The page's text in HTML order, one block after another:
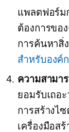
แพลตฟอร์ม
ต้องการขอ
การค้นหาสิ่
สำหรับองค์
ความสามา
ยอมรับเถอ
การสร้างไ
เครื่องมือส